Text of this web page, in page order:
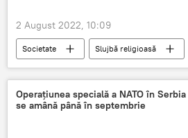
2 August 2022, 10:09
Societate Slujbă religioasă
sarbatori religioase
Operațiunea specială a NATO în Serbia
se amână până în septembrie